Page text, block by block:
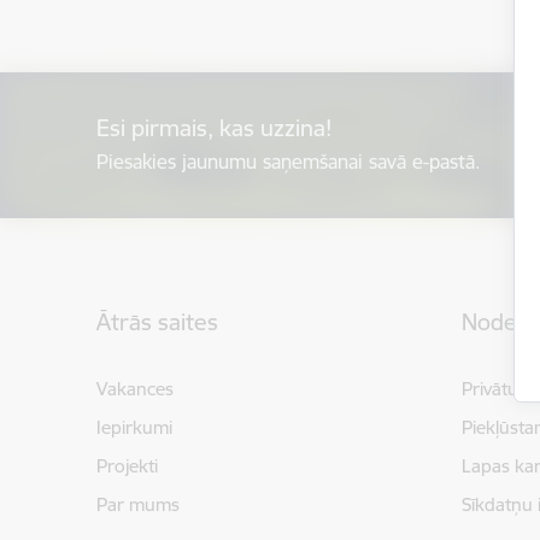
Esi pirmais, kas uzzina!
Piesakies jaunumu saņemšanai savā e-pastā.
Ātrās saites
Vakances
Iepirkumi
Projekti
Par mums
Noderīgi
Lapas
Sīkdatņu